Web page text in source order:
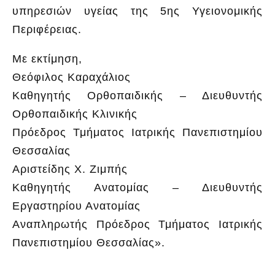
υπηρεσιών υγείας της 5ης Υγειονομικής
Περιφέρειας.
Με εκτίμηση,
Θεόφιλος Καραχάλιος
Καθηγητής Ορθοπαιδικής – Διευθυντής
Ορθοπαιδικής Κλινικής
Πρόεδρος Τμήματος Ιατρικής Πανεπιστημίου
Θεσσαλίας
Αριστείδης Χ. Ζιμπής
Καθηγητής Ανατομίας – Διευθυντής
Εργαστηρίου Ανατομίας
Αναπληρωτής Πρόεδρος Τμήματος Ιατρικής
Πανεπιστημίου Θεσσαλίας».